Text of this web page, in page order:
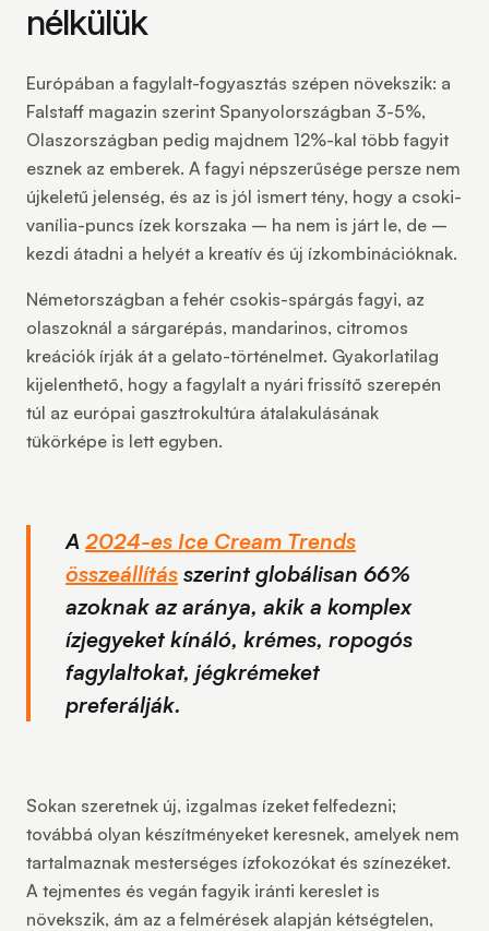
nélkülük
Európában a fagylalt-fogyasztás szépen növekszik: a
Falstaff magazin szerint Spanyolországban 3-5%,
Olaszországban pedig majdnem 12%-kal több fagyit
esznek az emberek. A fagyi népszerűsége persze nem
újkeletű jelenség, és az is jól ismert tény, hogy a csoki-
vanília-puncs ízek korszaka – ha nem is járt le, de –
kezdi átadni a helyét a kreatív és új ízkombinációknak.
Németországban a fehér csokis-spárgás fagyi, az
olaszoknál a sárgarépás, mandarinos, citromos
kreációk írják át a gelato-történelmet. Gyakorlatilag
kijelenthető, hogy a fagylalt a nyári frissítő szerepén
túl az európai gasztrokultúra átalakulásának
tükörképe is lett egyben.
A 2024-es Ice Cream Trends
összeállítás szerint globálisan 66%
azoknak az aránya, akik a komplex
ízjegyeket kínáló, krémes, ropogós
fagylaltokat, jégkrémeket
preferálják.
Sokan szeretnek új, izgalmas ízeket felfedezni;
továbbá olyan készítményeket keresnek, amelyek nem
tartalmaznak mesterséges ízfokozókat és színezéket.
A tejmentes és vegán fagyik iránti kereslet is
növekszik, ám az a felmérések alapján kétségtelen,